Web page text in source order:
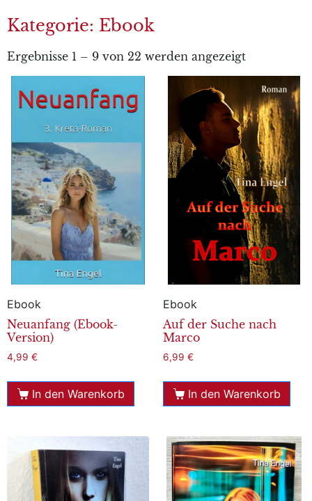
Kategorie: Ebook
Ergebnisse 1 – 9 von 22 werden angezeigt
Ebook
Neuanfang (Ebook-
Version)
4,99 €
In den Warenkorb
Ebook
Auf der Suche nach
Marco
6,99 €
In den Warenkorb